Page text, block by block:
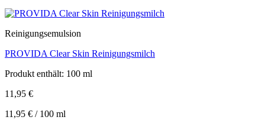
Reinigungsemulsion
PROVIDA Clear Skin Reinigungsmilch
Produkt enthält: 100 ml
11,95 €
11,95 € / 100 ml